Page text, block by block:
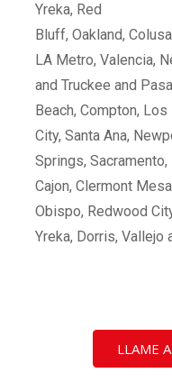
Yreka, Red
Bluff, Oakland,
LA Metro, Valencia,
and Truckee and
Beach, Compton,
City, Santa Ana,
Springs, Sacramento,
Cajon, Clermont
Obispo, Redwood
Yreka, Dorris, Vallejo
LLAME